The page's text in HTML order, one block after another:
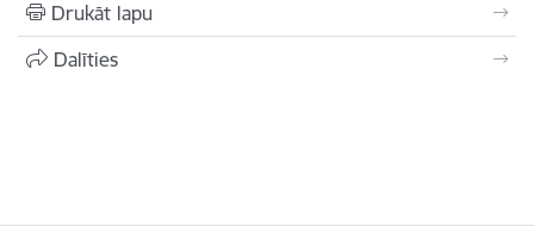
Drukāt lapu
Dalīties